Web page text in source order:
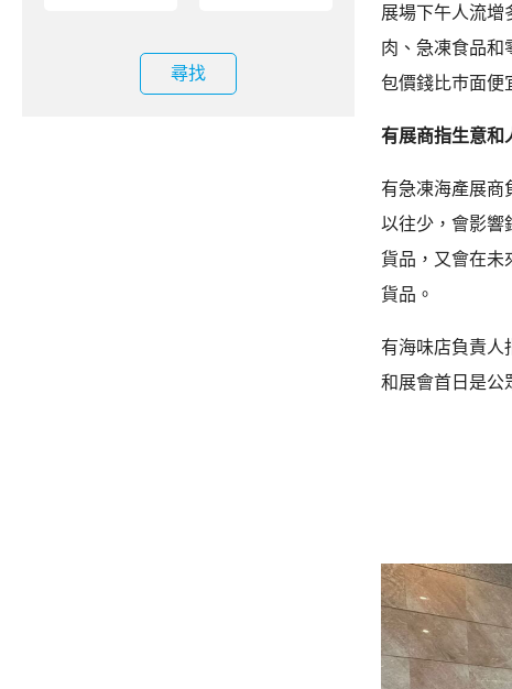
尋找
展場下午人流增
肉、急凍食品和
包價錢比巿面便
有展商指生意和
有急凍海產展商
以往少，會影響
貨品，又會在未
貨品。
有海味店負責人
和展會首日是公